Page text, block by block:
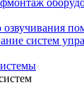
озвучивания
систем